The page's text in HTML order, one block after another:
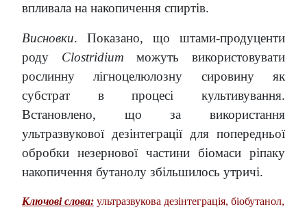
впливала на накопичення спиртів.
Висновки. Показано, що штами-продуценти
роду Clostridiumможуть використовувати
рослинну лігноцелюлозну сировину як
субстрат в процесі культивування.
Встановлено, що за використання
ультразвукової дезінтеграції для попередньої
обробки незернової частини біомаси ріпаку
накопичення бутанолу збільшилось утричі.
Ключові слова: ультразвукова дезінтеграція, біобутанол,